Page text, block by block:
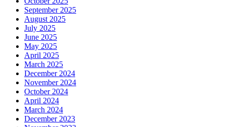
September 2025
August 2025
July 2025
June 2025
May 2025
April 2025
March 2025
December 2024
November 2024
October 2024
April 2024
March 2024
December 2023